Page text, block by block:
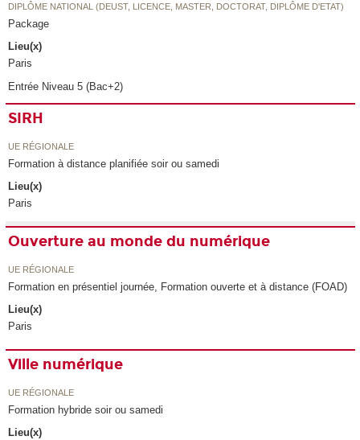
DIPLÔME NATIONAL (DEUST, LICENCE, MASTER, DOCTORAT, DIPLÔME D'ETAT)
Package
Lieu(x)
Paris
Entrée Niveau 5 (Bac+2)
SIRH
UE RÉGIONALE
Formation à distance planifiée soir ou samedi
Lieu(x)
Paris
Ouverture au monde du numérique
UE RÉGIONALE
Formation en présentiel journée, Formation ouverte et à distance (FOAD)
Lieu(x)
Paris
Ville numérique
UE RÉGIONALE
Formation hybride soir ou samedi
Lieu(x)